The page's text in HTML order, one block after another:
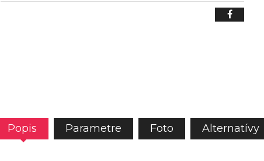
Popis Parametre Foto Alternatívy